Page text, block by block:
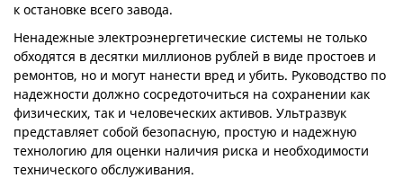
к остановке всего завода.
Ненадежные электроэнергетические системы не только
обходятся в десятки миллионов рублей в виде простоев и
ремонтов, но и могут нанести вред и убить. Руководство по
надежности должно сосредоточиться на сохранении как
физических, так и человеческих активов. Ультразвук
представляет собой безопасную, простую и надежную
технологию для оценки наличия риска и необходимости
технического обслуживания.